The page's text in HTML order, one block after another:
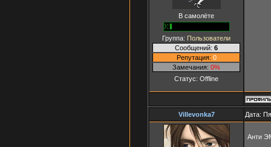
В самолёте
Группа: Пользователи
Сообщений: 6
Репутация: 0
Замечания: 0%
Статус: Offline
Villevonka7 Дата:
Анти